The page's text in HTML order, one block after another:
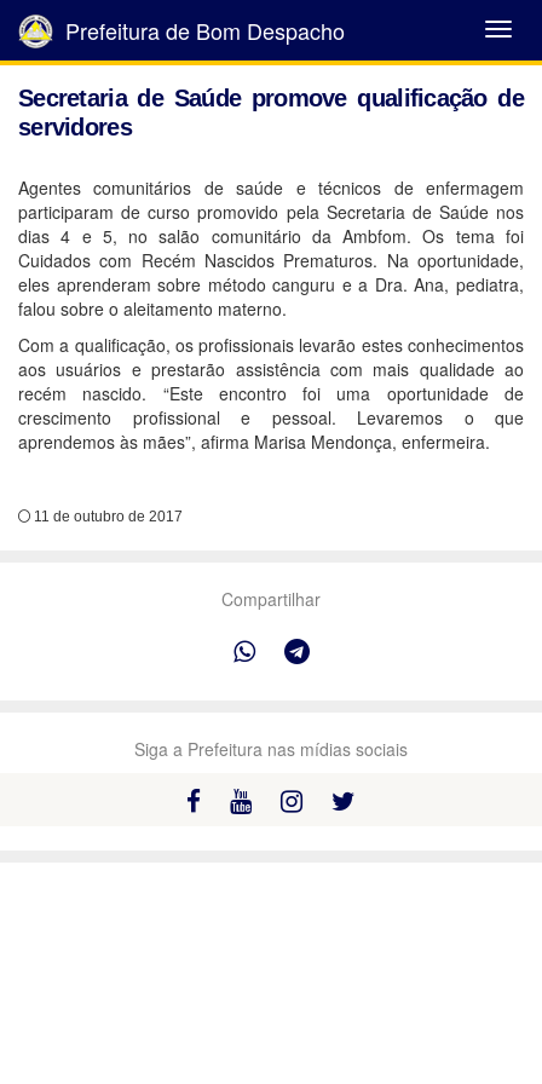
Abrir
Menu
Prefeitura de Bom Despacho
Secretaria de Saúde promove qualificação de
servidores
Agentes comunitários de saúde e técnicos de enfermagem
participaram de curso promovido pela Secretaria de Saúde nos
dias 4 e 5, no salão comunitário da Ambfom. Os tema foi
Cuidados com Recém Nascidos Prematuros. Na oportunidade,
eles aprenderam sobre método canguru e a Dra. Ana, pediatra,
falou sobre o aleitamento materno.
Com a qualificação, os profissionais levarão estes conhecimentos
aos usuários e prestarão assistência com mais qualidade ao
recém nascido. “Este encontro foi uma oportunidade de
crescimento profissional e pessoal. Levaremos o que
aprendemos às mães”, afirma Marisa Mendonça, enfermeira.
11 de outubro de 2017
Compartilhar
Siga a Prefeitura nas mídias sociais